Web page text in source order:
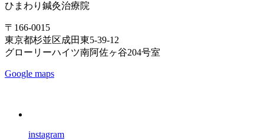
ひまわり鍼灸治療院
〒166-0015
東京都杉並区成田東5-39-12
グローリーハイツ南阿佐ヶ谷204号室
Google maps
instagram